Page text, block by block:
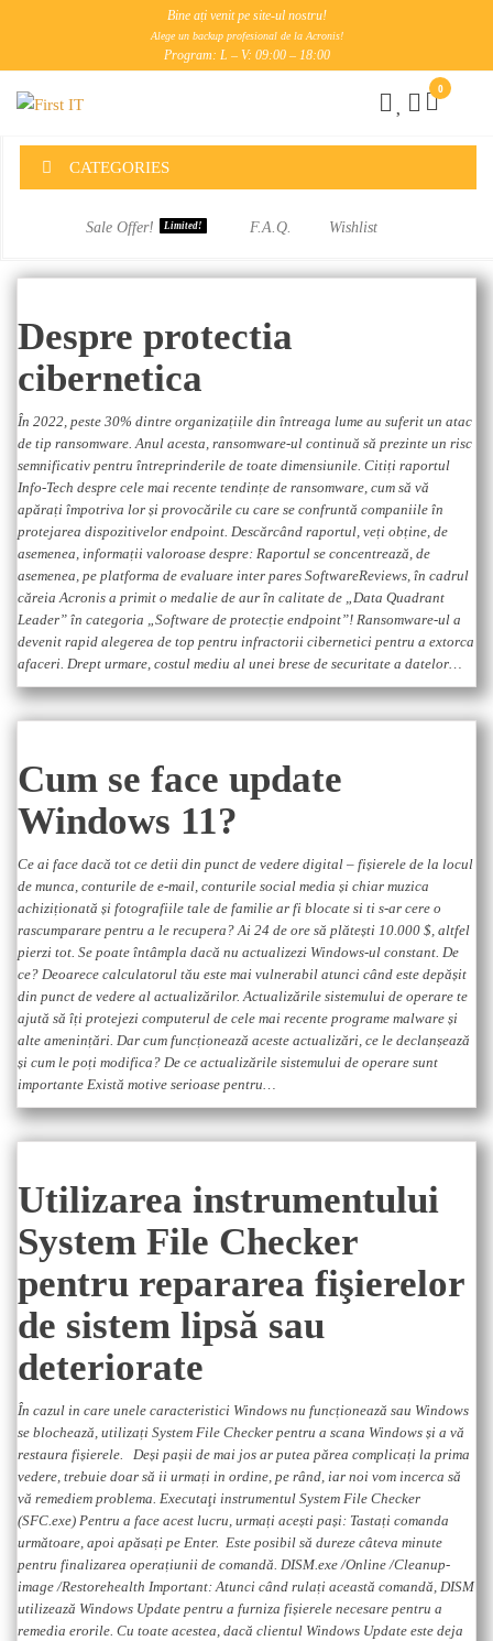
content
Bine ați venit pe site-ul nostru!
Alege un backup profesional de la Acronis!
Program: L – V: 09:00 – 18:00
IT
0
CATEGORIES
Sale Offer! Limited! F.A.Q. Wishlist
Despre protectia
cibernetica
În 2022, peste 30% dintre organizațiile din întreaga lume au suferit un atac
de tip ransomware. Anul acesta, ransomware-ul continuă să prezinte un risc
semnificativ pentru întreprinderile de toate dimensiunile. Citiți raportul
Info-Tech despre cele mai recente tendințe de ransomware, cum să vă
apărați împotriva lor și provocările cu care se confruntă companiile în
protejarea dispozitivelor endpoint. Descărcând raportul, veți obține, de
asemenea, informații valoroase despre: Raportul se concentrează, de
asemenea, pe platforma de evaluare inter pares SoftwareReviews, în cadrul
căreia Acronis a primit o medalie de aur în calitate de „Data Quadrant
Leader” în categoria „Software de protecție endpoint”! Ransomware-ul a
devenit rapid alegerea de top pentru infractorii cibernetici pentru a extorca
afaceri. Drept urmare, costul mediu al unei brese de securitate a datelor…
Cum se face update
Windows 11?
Ce ai face dacă tot ce detii din punct de vedere digital – fișierele de la locul
de munca, conturile de e-mail, conturile social media și chiar muzica
achiziționată și fotografiile tale de familie ar fi blocate si ti s-ar cere o
rascumparare pentru a le recupera? Ai 24 de ore să plătești 10.000 $, altfel
pierzi tot. Se poate întâmpla dacă nu actualizezi Windows-ul constant. De
ce? Deoarece calculatorul tău este mai vulnerabil atunci când este depășit
din punct de vedere al actualizărilor. Actualizările sistemului de operare te
ajută să îți protejezi computerul de cele mai recente programe malware și
alte amenințări. Dar cum funcționează aceste actualizări, ce le declanșează
și cum le poți modifica? De ce actualizările sistemului de operare sunt
importante Există motive serioase pentru…
Utilizarea instrumentului
System File Checker
pentru repararea fişierelor
de sistem lipsă sau
deteriorate
În cazul in care unele caracteristici Windows nu funcționează sau Windows
se blochează, utilizați System File Checker pentru a scana Windows și a vă
restaura fișierele. Deși pașii de mai jos ar putea părea complicați la prima
vedere, trebuie doar să ii urmați in ordine, pe rând, iar noi vom incerca să
vă remediem problema. Executaţi instrumentul System File Checker
(SFC.exe) Pentru a face acest lucru, urmați acești pași: Tastați comanda
următoare, apoi apăsați pe Enter. Este posibil să dureze câteva minute
pentru finalizarea operațiunii de comandă. DISM.exe /Online /Cleanup-
image /Restorehealth Important: Atunci când rulați această comandă, DISM
utilizează Windows Update pentru a furniza fișierele necesare pentru a
remedia erorile. Cu toate acestea, dacă clientul Windows Update este deja